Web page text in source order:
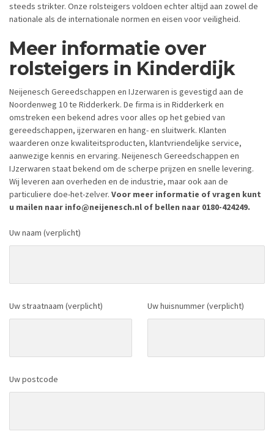
steeds strikter. Onze rolsteigers voldoen echter altijd aan zowel de
nationale als de internationale normen en eisen voor veiligheid.
Meer informatie over
rolsteigers in Kinderdijk
Neijenesch Gereedschappen en IJzerwaren is gevestigd aan de
Noordenweg 10 te Ridderkerk. De firma is in Ridderkerk en
omstreken een bekend adres voor alles op het gebied van
gereedschappen, ijzerwaren en hang- en sluitwerk. Klanten
waarderen onze kwaliteitsproducten, klantvriendelijke service,
aanwezige kennis en ervaring. Neijenesch Gereedschappen en
IJzerwaren staat bekend om de scherpe prijzen en snelle levering.
Wij leveren aan overheden en de industrie, maar ook aan de
particuliere doe-het-zelver. Voor meer informatie of vragen kunt
u mailen naar info@neijenesch.nl of bellen naar 0180-424249.
Uw naam (verplicht)
Uw straatnaam (verplicht) Uw huisnummer (verplicht)
Uw postcode